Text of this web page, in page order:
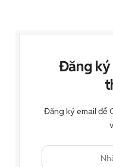
Đăng
Đăng ký email để